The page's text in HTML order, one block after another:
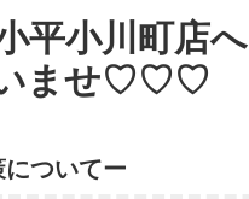
平小川町店へ
いませ♡♡♡
ついてー